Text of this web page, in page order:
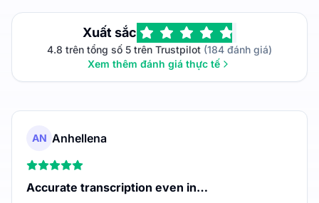
Xuất sắc
4.8 trên tổng số 5 trên Trustpilot (184 đánh giá)
Xem thêm đánh giá thực tế
AN Anhellena
Accurate transcription even in…